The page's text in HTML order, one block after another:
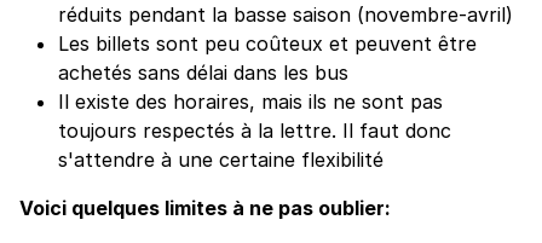
réduits pendant la basse saison (novembre-avril)
Les billets sont peu coûteux et peuvent être
achetés sans délai dans les bus
Il existe des horaires, mais ils ne sont pas
toujours respectés à la lettre. Il faut donc
s'attendre à une certaine flexibilité
Voici quelques limites à ne pas oublier: